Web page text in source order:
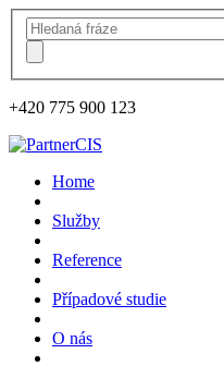
+420 775 900 123
Home
Služby
Reference
Případové studie
O nás